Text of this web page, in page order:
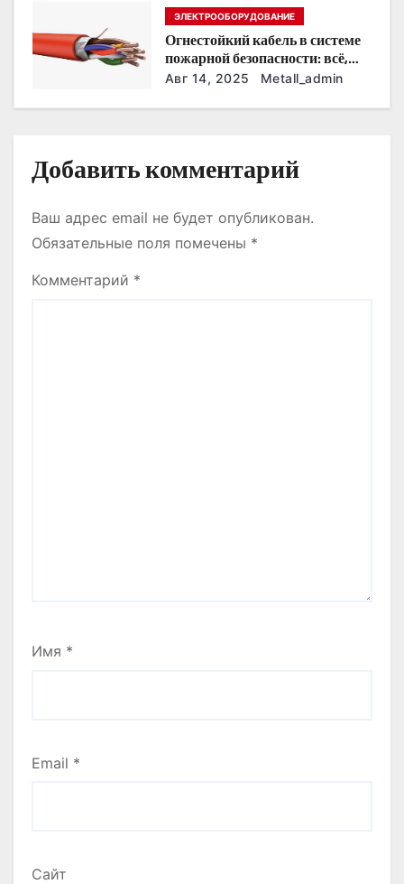
я
ЭЛЕКТРООБОРУДОВАНИЕ
Огнестойкий кабель в системе
пожарной безопасности: всё,
что нужно знать
Авг 14, 2025 Metall_admin
Добавить комментарий
Ваш адрес email не будет опубликован.
Обязательные поля помечены *
Комментарий *
Имя *
Email *
Сайт